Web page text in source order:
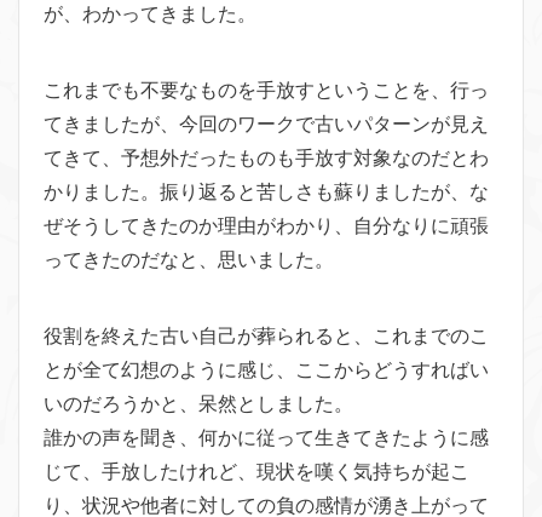
が、わかってきました。
これまでも不要なものを手放すということを、行っ
てきましたが、今回のワークで古いパターンが見え
てきて、予想外だったものも手放す対象なのだとわ
かりました。振り返ると苦しさも蘇りましたが、な
ぜそうしてきたのか理由がわかり、自分なりに頑張
ってきたのだなと、思いました。
役割を終えた古い自己が葬られると、これまでのこ
とが全て幻想のように感じ、ここからどうすればい
いのだろうかと、呆然としました。
誰かの声を聞き、何かに従って生きてきたように感
じて、手放したけれど、現状を嘆く気持ちが起こ
り、状況や他者に対しての負の感情が湧き上がって